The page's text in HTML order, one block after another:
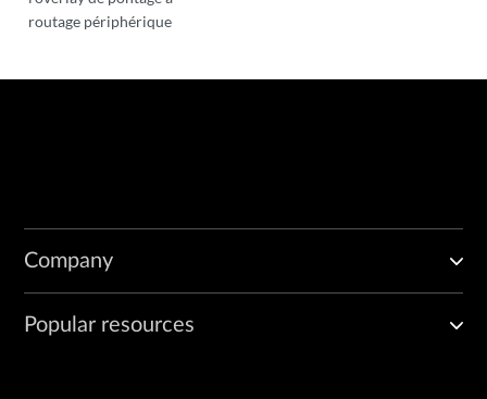
routage périphérique
Company
Popular resources